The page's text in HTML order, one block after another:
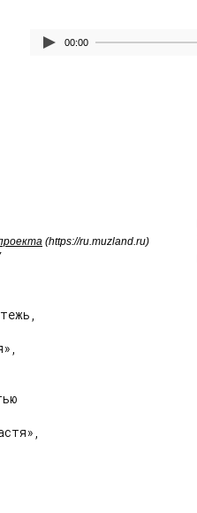
00:00
(https://ru.muzland.ru)